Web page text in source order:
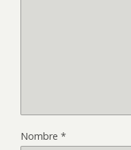
Nombre *